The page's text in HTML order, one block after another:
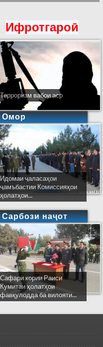
Ифротгароӣ
Терроризм вабои аср
Омор
Идомаи ҷаласаҳои
ҷамъбастии Комиссияҳои
ҳолатҳои...
Сарбози наҷот
Сафари кории Раиси
Кумитаи ҳолатҳои
фавқулодда ба вилояти...